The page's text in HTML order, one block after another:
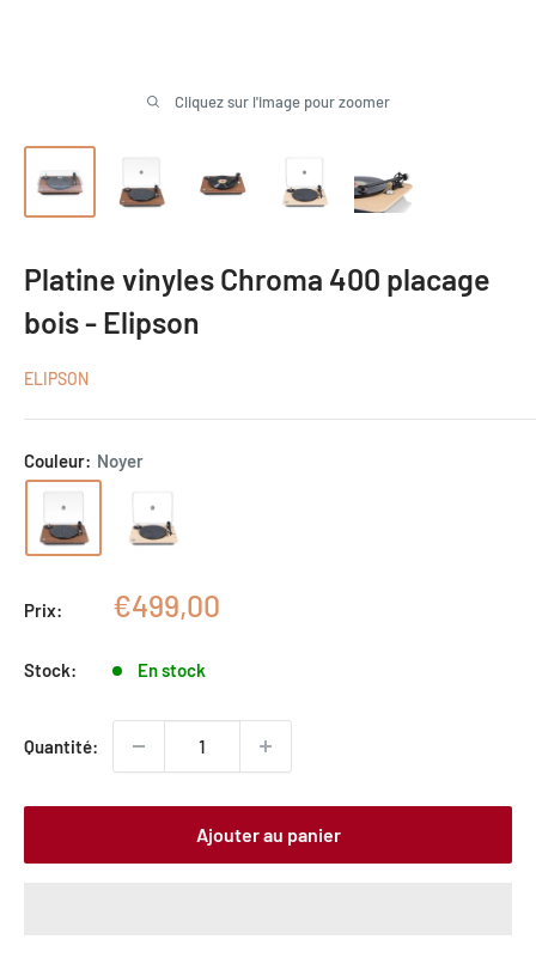
Cliquez sur l'image pour zoomer
Platine vinyles Chroma 400 placage
bois - Elipson
ELIPSON
Couleur: Noyer
Prix:
Prix
€499,00
Stock: En stock
Quantité:
Ajouter au panier